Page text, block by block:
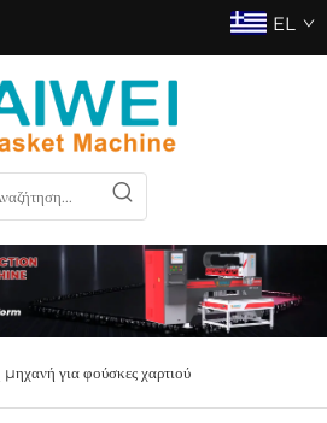
EL
για φούσκες χαρτιού